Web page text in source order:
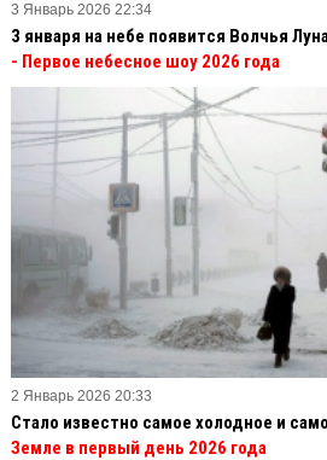
3 Январь 2026 22:34
3 января на небе появится Волчья
- Первое небесное шоу 2026 года
2 Январь 2026 20:33
Стало известно самое холодное и
Земле в первый день 2026 года